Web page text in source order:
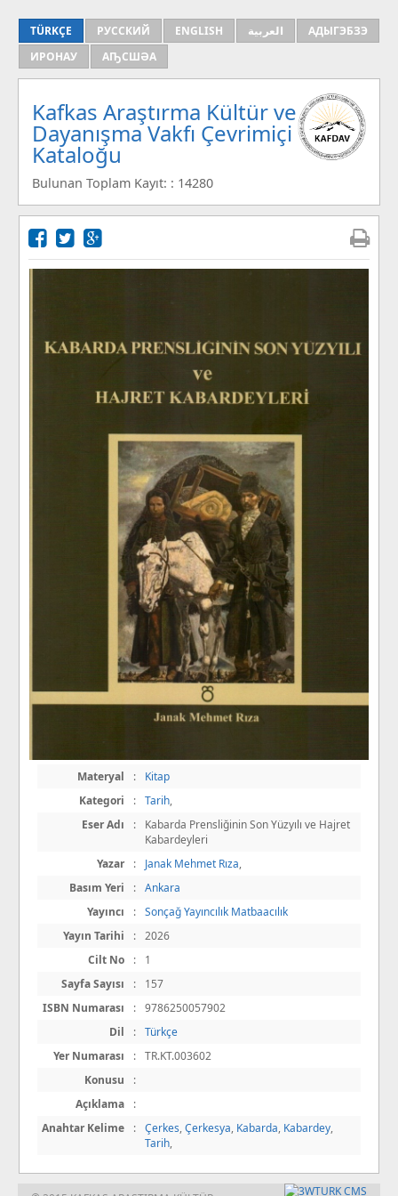
TÜRKÇE РУССКИЙ ENGLISH العربية
АДЫГЭБЗЭ
ИРОНАУ
АҦСШӘА
Kafkas Araştırma Kültür ve
Dayanışma Vakfı Çevrimiçi
Kataloğu
Bulunan Toplam Kayıt: : 14280
Materyal :
Kitap
Kategori
: Tarih,
Eser Adı
:
Kabarda Prensliğinin Son Yüzyılı ve Hajret
Kabardeyleri
Yazar
: Janak Mehmet Rıza,
Basım Yeri
: Ankara
Yayıncı
: Sonçağ Yayıncılık Matbaacılık
Yayın Tarihi
: 2026
Cilt No
:
1
Sayfa Sayısı
:
157
ISBN Numarası
: 9786250057902
Dil
: Türkçe
Yer Numarası
: TR.KT.003602
Konusu
:
Açıklama
:
Anahtar Kelime
: Çerkes,Çerkesya, Kabarda, Kabardey,
Tarih,